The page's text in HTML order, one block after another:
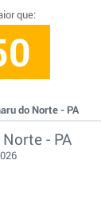
que:
do Norte - PA
- PA